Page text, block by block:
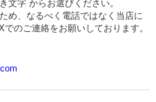
文字 からお選びください。
め、なるべく電話ではなく当店に
のご連絡をお願いしております。